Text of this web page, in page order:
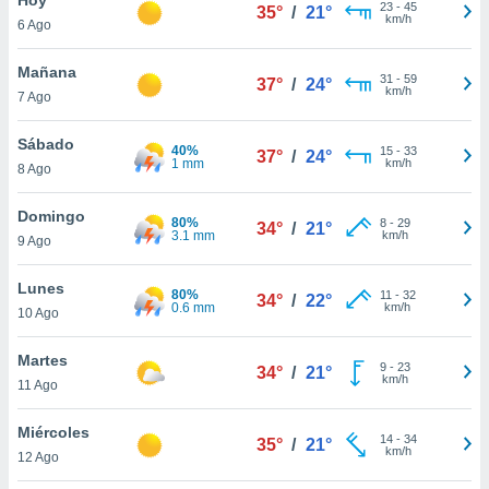
y
en
más
de
6 Ago
35° / 21° 23- 45
km/h
Mañana
7 Ago
37° / 24° 31 - 59
km/h
Sábado
8 Ago
40%
1 mm
37° / 24° 15- 33
km/h
Domingo
9 Ago
80%
3.1 mm
34° / 21° 8- 29
km/h
Lunes
10 Ago
80%
0.6 mm
34° / 22° 11 - 32
km/h
Martes
11 Ago
34° / 21° 9- 23
km/h
Miércoles
12 Ago
35° / 21° 14- 34
km/h